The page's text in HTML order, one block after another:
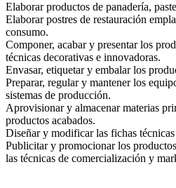
Elaborar productos de panadería,
Elaborar postres de restauración
consumo.
Componer, acabar y presentar los
técnicas decorativas e innovadoras.
Envasar, etiquetar y embalar los
Preparar, regular y mantener los
sistemas de producción.
Aprovisionar y almacenar materias
productos acabados.
Diseñar y modificar las fichas
Publicitar y promocionar los
las técnicas de comercialización y